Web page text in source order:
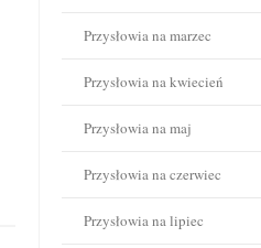
Przysłowia na marzec
Przysłowia na kwiecień
Przysłowia na maj
Przysłowia na czerwiec
Przysłowia na lipiec